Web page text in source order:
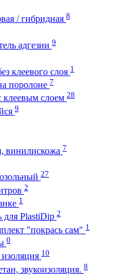
/ гибридная 8
адгезии 9
клеевого слоя 1
поролоне 7
клеевым слоем 28
9
винилискожа 7
27
2
1
для PlastiDip 2
"покрась сам" 1
0
10
звукоизоляция. 8